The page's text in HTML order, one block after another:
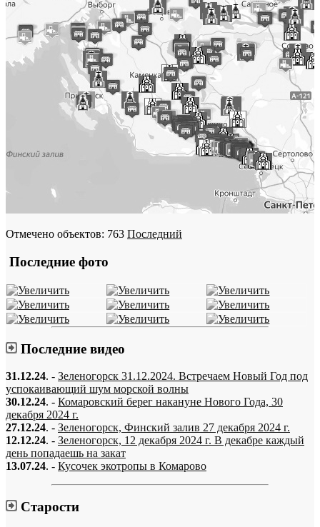
Отмечено объектов: 763 Последний
Последние фото
Последние видео
31.12.24. - Зеленогорск 31.12.2024. Встречаем Новый Год под
успокаивающий шум морской волны
30.12.24. - Комаровский берег накануне Нового Года, 30
декабря 2024 г.
27.12.24. - Зеленогорск, Финский залив 27 декабря 2024 г.
12.12.24. - Зеленогорск, 12 декабря 2024 г. В декабре каждый
день попадаешь на закат
13.07.24. - Кусочек экотропы в Комарово
Старости